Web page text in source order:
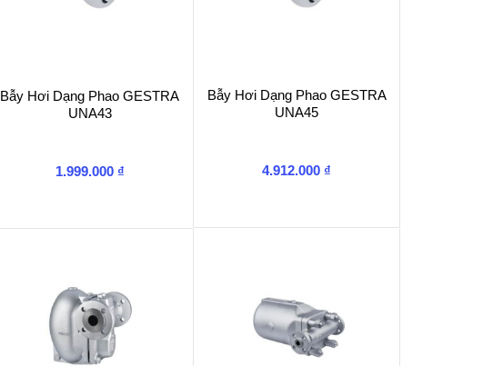
Bẫy Hơi Dạng Phao GESTRA
UNA43
1.999.000 ₫
Bẫy Hơi Dạng Phao GESTRA
UNA45
4.912.000 ₫